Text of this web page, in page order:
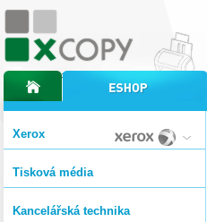
Xerox
Tisková média
Kancelářská technika
úvodní stránka xcopyinternetový obchod xcopy